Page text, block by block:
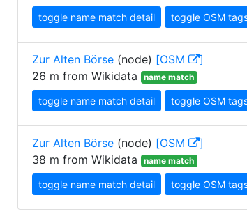
toggle name match detail toggle OSM
Zur Alten Börse(node) [OSM
]
26 m from Wikidata
name match
toggle name match detail toggle OSM
Zur Alten Börse(node) [OSM
]
38 m from Wikidata
name match
toggle name match detail toggle OSM